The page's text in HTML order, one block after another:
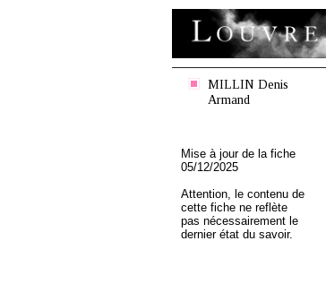
MILLIN Denis
Armand
Mise à jour de la fiche
05/12/2025
Attention, le contenu de
cette fiche ne reflète
pas nécessairement le
dernier état du savoir.